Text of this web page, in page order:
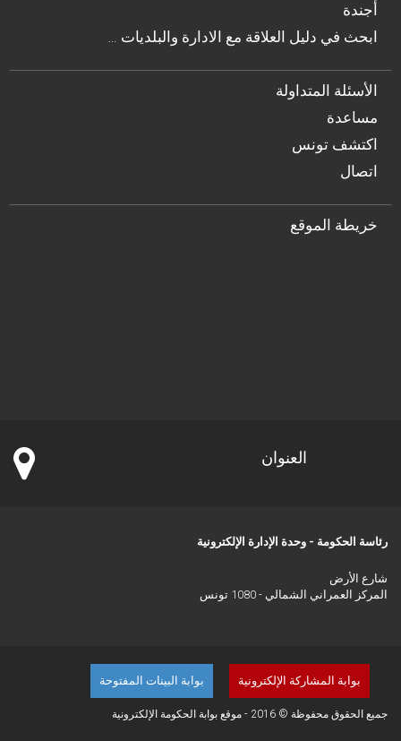
أجندة
… ابحث في دليل العلاقة مع الادارة والبلديات
الأسئلة المتداولة
مساعدة
اكتشف تونس
اتصال
خريطة الموقع
العنوان
رئاسة الحكومة - وحدة الإدارة الإلكترونية
شارع الأرض
المركز العمراني الشمالي - 1080 تونس
بوابة البينات المفتوحة بوابة المشاركة الإلكترونية
جميع الحقوق محفوظة © 2016 - موقع بوابة الحكومة الإلكترونية